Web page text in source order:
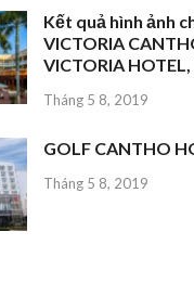
Kết quả hình ảnh
VICTORIA
VICTORIA HOTEL,
Tháng 5 8, 2019
GOLF CANTHO
Tháng 5 8, 2019